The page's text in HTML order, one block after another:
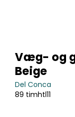
Væg- og
Beige
Del Conca
89 timhtl11